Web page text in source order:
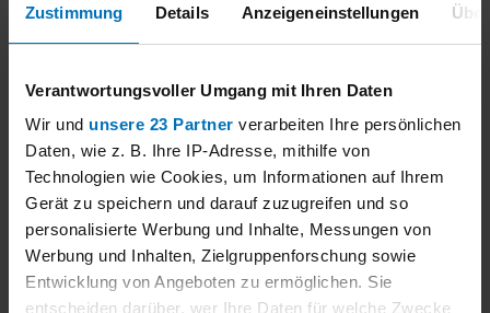
Zustimmung Details Anzeigeneinstellungen
Verantwortungsvoller Umgang mit Ihren Daten
Wir und unsere 23 Partner verarbeiten Ihre persönlichen
Daten, wie z. B. Ihre IP-Adresse, mithilfe von
Technologien wie Cookies, um Informationen auf Ihrem
Gerät zu speichern und darauf zuzugreifen und so
personalisierte Werbung und Inhalte, Messungen von
Werbung und Inhalten, Zielgruppenforschung sowie
Entwicklung von Angeboten zu ermöglichen. Sie
entscheiden darüber, wer Ihre Daten für welche Zwecke
O2, CO2,
Emission: | CO|NO|NO |NOx|N O |SO |HCl
NH 3 | 4 CH
Dust qualitative Longterm Sampling